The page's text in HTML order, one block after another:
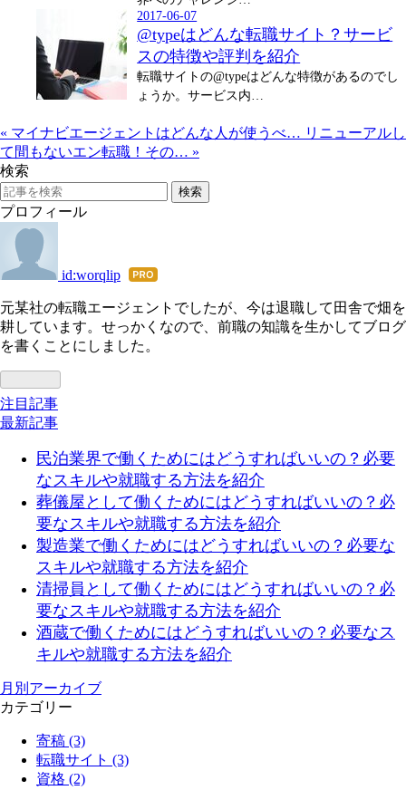
2017-06-07
@typeはどんな転職サイト？サービ
スの特徴や評判を紹介
転職サイトの@typeはどんな特徴があるのでし
ょうか。サービス内…
« マイナビエージェントはどんな人が使うべ… リニューアルし
て間もないエン転職！その… »
検索
プロフィール
id:worqlip はて
ログ
Pro
元某社の転職エージェントでしたが、今は退職して田舎で畑を
耕しています。せっかくなので、前職の知識を生かしてブログ
を書くことにしました。
注目記事
最新記事
民泊業界で働くためにはどうすればいいの？必要
なスキルや就職する方法を紹介
葬儀屋として働くためにはどうすればいいの？必
要なスキルや就職する方法を紹介
製造業で働くためにはどうすればいいの？必要な
スキルや就職する方法を紹介
清掃員として働くためにはどうすればいいの？必
要なスキルや就職する方法を紹介
酒蔵で働くためにはどうすればいいの？必要なス
キルや就職する方法を紹介
月別アーカイブ
カテゴリー
寄稿 (3)
転職サイト (3)
資格 (2)